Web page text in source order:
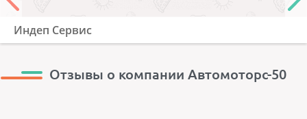
Индеп Сервис
Отзывы о компании Автомоторс-50